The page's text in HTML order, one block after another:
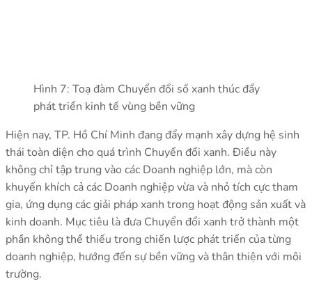
Hình 7: Toạ đàm Chuyển đổi số xanh thúc đẩy
phát triển kinh tế vùng bền vững
Hiện nay, TP. Hồ Chí Minh đang đẩy mạnh xây dựng hệ sinh
thái toàn diện cho quá trình Chuyển đổi xanh. Điều này
không chỉ tập trung vào các Doanh nghiệp lớn, mà còn
khuyến khích cả các Doanh nghiệp vừa và nhỏ tích cực tham
gia, ứng dụng các giải pháp xanh trong hoạt động sản xuất và
kinh doanh. Mục tiêu là đưa Chuyển đổi xanh trở thành một
phần không thể thiếu trong chiến lược phát triển của từng
doanh nghiệp, hướng đến sự bền vững và thân thiện với môi
trường.